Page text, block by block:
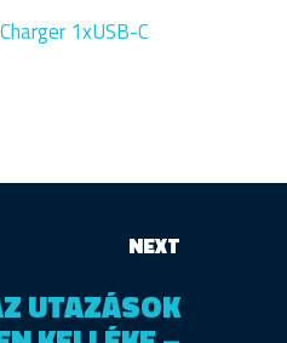
1xUSB-C
NEXT
UTAZÁSOK